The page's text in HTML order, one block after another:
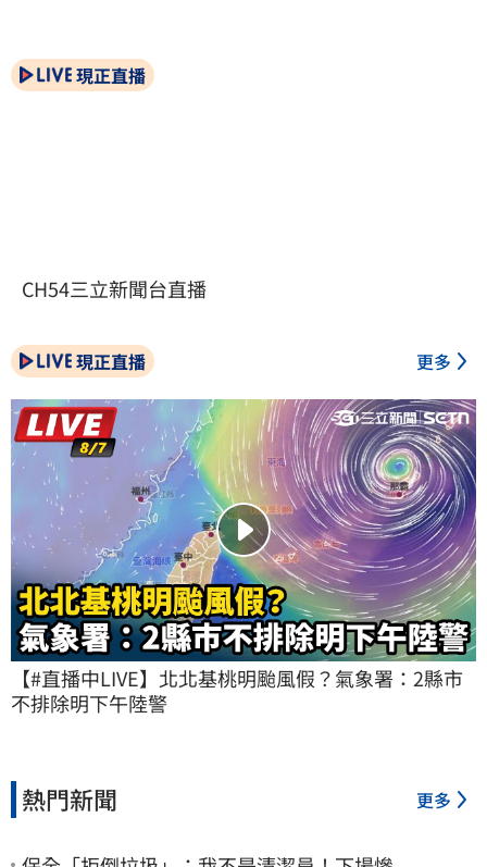
現正直播
CH54三立新聞台直播
現正直播 更多
【#直播中LIVE】北北基桃明颱風假？氣象署：2縣市
不排除明下午陸警
熱門新聞 更多